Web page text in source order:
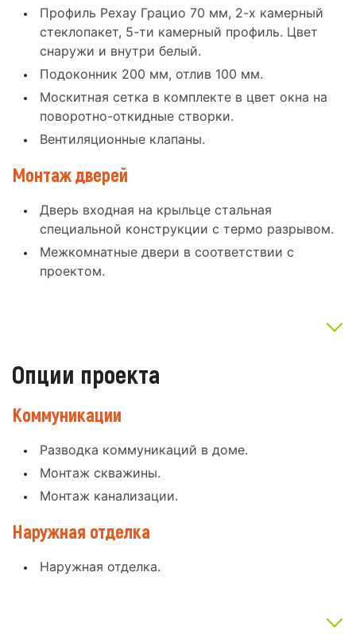
Профиль Рехау Грацио 70 мм, 2-х камерный
стеклопакет, 5-ти камерный профиль. Цвет
снаружи и внутри белый.
Подоконник 200 мм, отлив 100 мм.
Москитная сетка в комплекте в цвет окна на
поворотно-откидные створки.
Вентиляционные клапаны.
Монтаж дверей
Дверь входная на крыльце стальная
специальной конструкции с термо разрывом.
Межкомнатные двери в соответствии с
проектом.
Опции проекта
Коммуникации
Разводка коммуникаций в доме.
Монтаж скважины.
Монтаж канализации.
Наружная отделка
Наружная отделка.